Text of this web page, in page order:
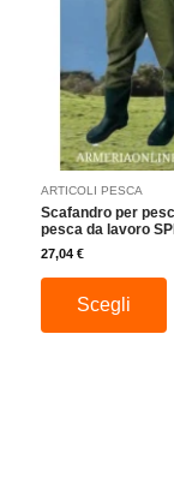
ARTICOLI PESCA
Scafandro per
pesca da lavoro
27,04€
Scegli